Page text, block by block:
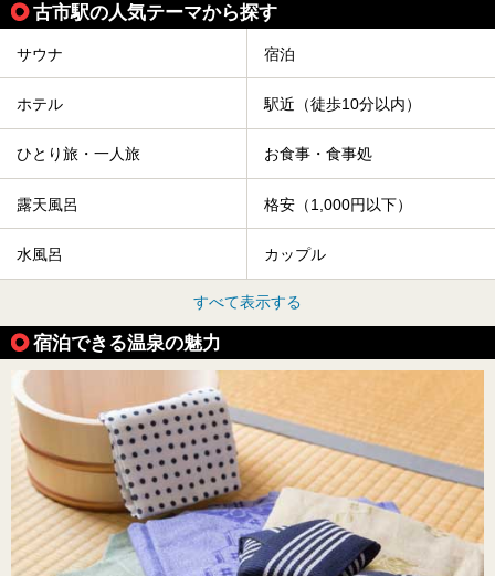
古市駅の人気テーマから探す
サウナ 宿泊
ホテル 駅近（徒歩10分以内）
ひとり旅・一人旅 お食事・食事処
露天風呂 格安（1,000円以下）
水風呂 カップル
すべて表示する
宿泊できる温泉の魅力